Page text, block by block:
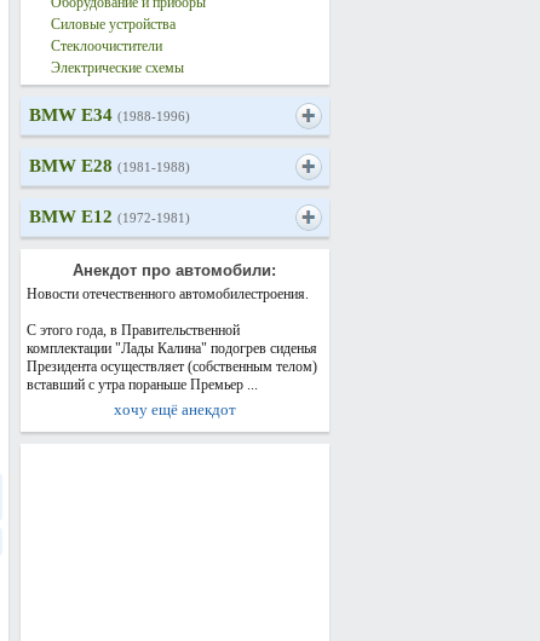
Силовые устройства
Стеклоочистители
Электрические схемы
BMW E34 (1988-1996)
BMW E28 (1981-1988)
BMW E12 (1972-1981)
Анекдот про автомобили:
Новости отечественного автомобилестроения.
С этого года, в Правительственной
комплектации "Лады Калина" подогрев сиденья
Президента осуществляет (собственным телом)
вставший с утра пораньше Премьер ...
хочу ещё анекдот